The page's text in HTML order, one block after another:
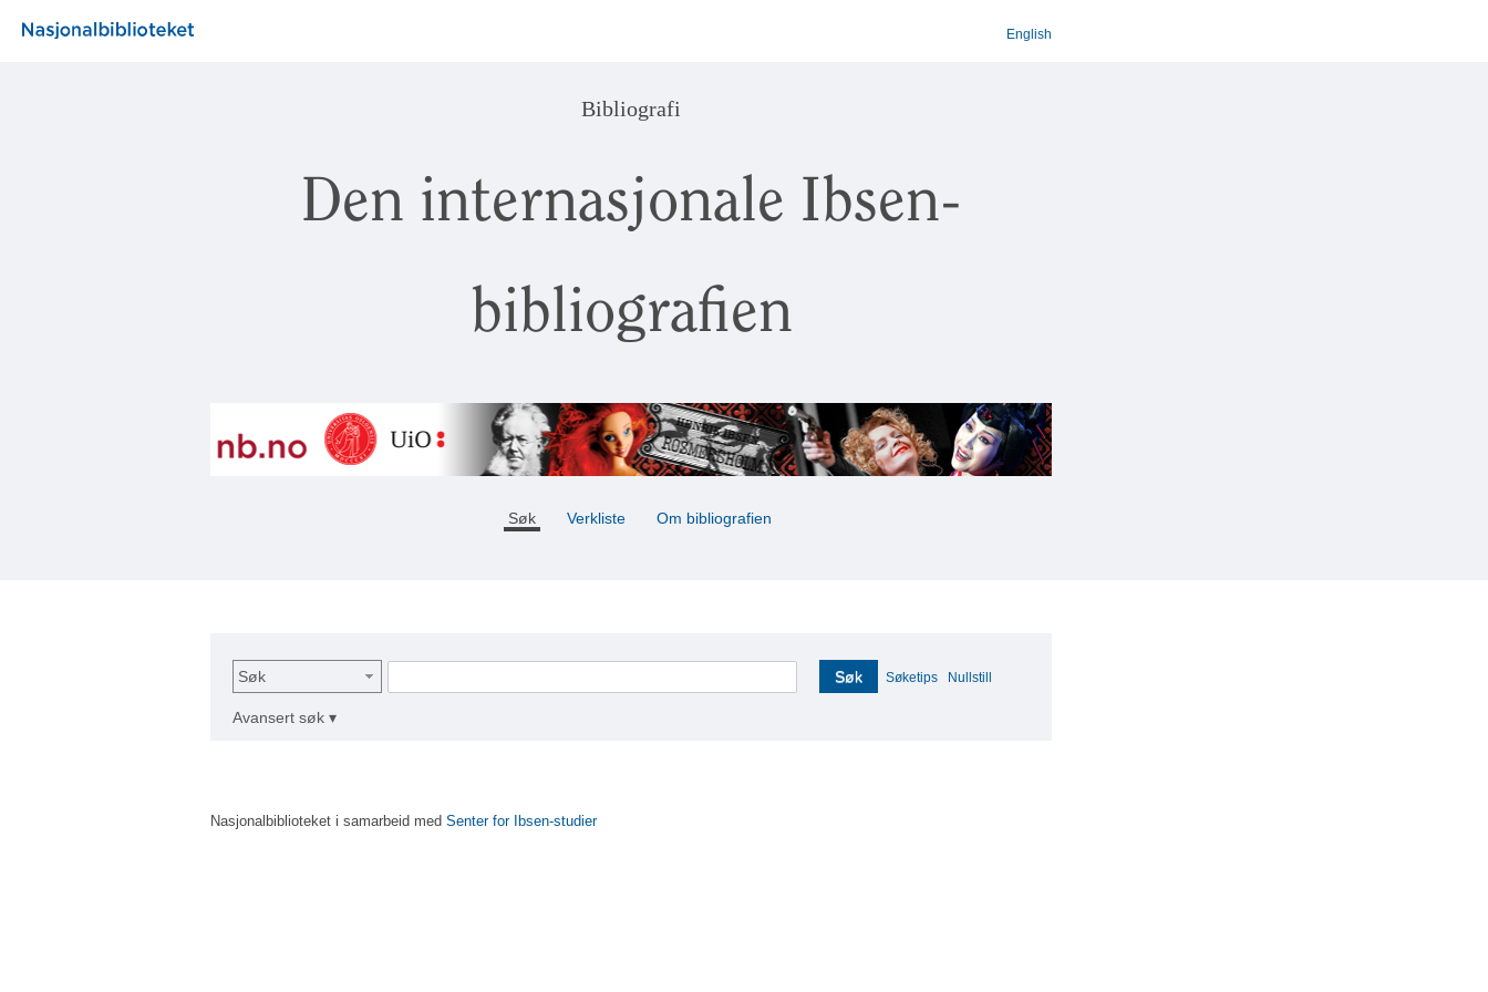
English
Bibliografi
Den internasjonale Ibsen-
bibliografien
Søk Verkliste Om bibliografien
Søk Søk Søketips Nullstill
Avansert søk ▾
Nasjonalbiblioteket i samarbeid med Senter for Ibsen-studier